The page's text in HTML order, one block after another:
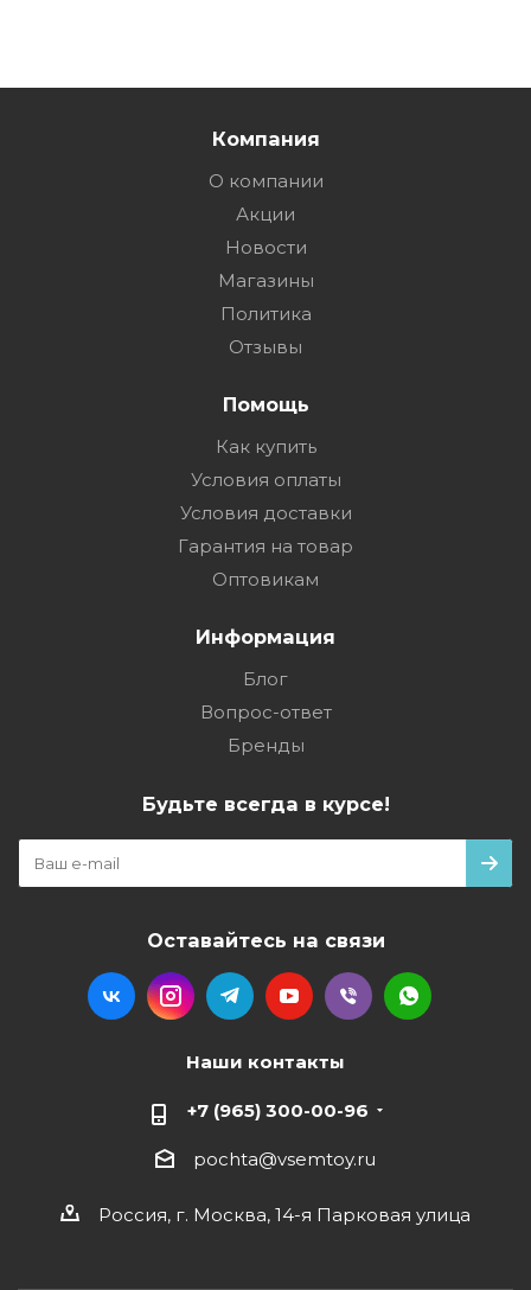
Компания
О компании
Акции
Новости
Магазины
Политика
Отзывы
Помощь
Как купить
Условия оплаты
Условия доставки
Гарантия на товар
Оптовикам
Информация
Блог
Вопрос-ответ
Бренды
Будьте всегда в курсе!
Оставайтесь на связи
Наши контакты
+7 (965) 300-00-96
pochta@vsemtoy.ru
Россия, г. Москва, 14-я Парковая улица